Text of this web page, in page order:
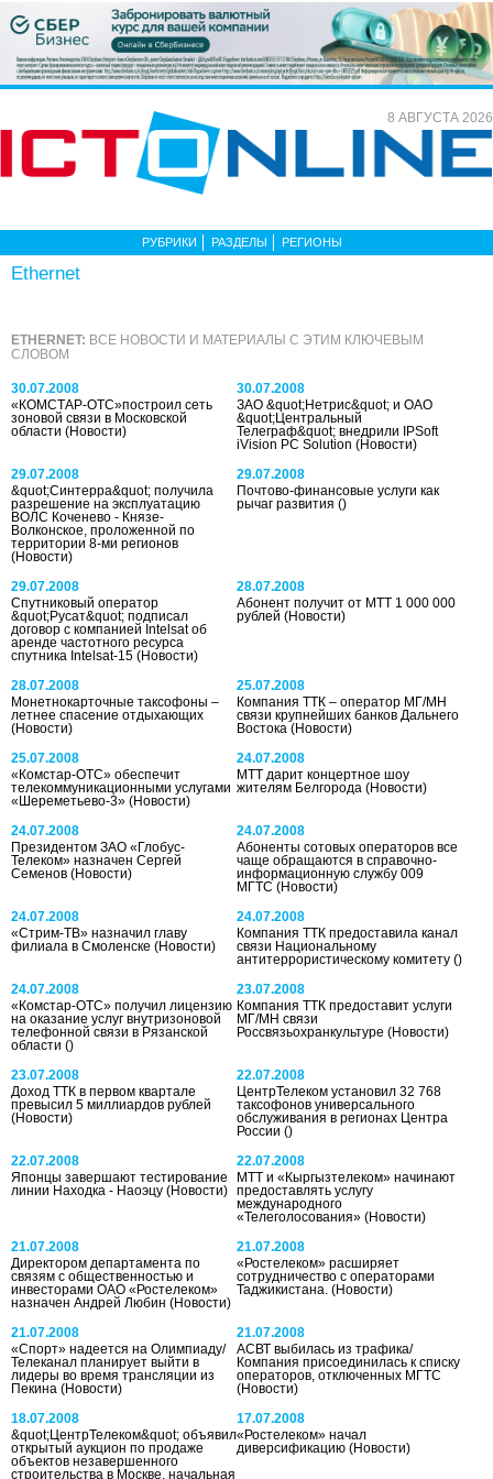
8 АВГУСТА 2026
РУБРИКИ РАЗДЕЛЫ РЕГИОНЫ
Ethernet
ETHERNET: ВСЕ НОВОСТИ И МАТЕРИАЛЫ С ЭТИМ КЛЮЧЕВЫМ
СЛОВОМ
30.07.2008
«КОМСТАР-ОТС»построил сеть
зоновой связи в Московской
области (Новости)
30.07.2008
ЗАО &quot;Нетрис&quot; и ОАО
&quot;Центральный
Телеграф&quot; внедрили IPSoft
iVision PC Solution(Новости)
29.07.2008
&quot;Синтерра&quot; получила
разрешение на эксплуатацию
ВОЛС Коченево - Князе-
Волконское, проложенной по
территории 8-ми регионов
(Новости)
29.07.2008
Почтово-финансовые услуги как
рычаг развития()
29.07.2008
Спутниковый оператор
&quot;Русат&quot; подписал
договор с компанией Intelsat об
аренде частотного ресурса
спутника Intelsat-15 (Новости)
28.07.2008
Абонент получит от МТТ 1 000 000
рублей(Новости)
28.07.2008
Монетнокарточные таксофоны –
летнее спасение отдыхающих
(Новости)
25.07.2008
Компания ТТК – оператор МГ/МН
связи крупнейших банков Дальнего
Востока(Новости)
25.07.2008
«Комстар-ОТС» обеспечит
телекоммуникационными услугами
«Шереметьево-3» (Новости)
24.07.2008
МТТ дарит концертное шоу
жителям Белгорода(Новости)
24.07.2008
Президентом ЗАО «Глобус-
Телеком» назначен Сергей
Семенов (Новости)
24.07.2008
Абоненты сотовых операторов все
чаще обращаются в справочно-
информационную службу 009
МГТС(Новости)
24.07.2008
«Стрим-ТВ» назначил главу
филиала в Смоленске (Новости)
24.07.2008
Компания ТТК предоставила канал
связи Национальному
антитеррористическому комитету()
24.07.2008
«Комстар-ОТС» получил лицензию
на оказание услуг внутризоновой
телефонной связи в Рязанской
области ()
23.07.2008
Компания ТТК предоставит услуги
МГ/МН связи
Россвязьохранкультуре(Новости)
23.07.2008
Доход ТТК в первом квартале
превысил 5 миллиардов рублей
(Новости)
22.07.2008
ЦентрТелеком установил 32 768
таксофонов универсального
обслуживания в регионах Центра
России()
22.07.2008
Японцы завершают тестирование
линии Находка - Наоэцу (Новости)
22.07.2008
МТТ и «Кыргызтелеком» начинают
предоставлять услугу
международного
«Телеголосования»(Новости)
21.07.2008
Директором департамента по
связям с общественностью и
инвесторами ОАО «Ростелеком»
назначен Андрей Любин (Новости)
21.07.2008
«Ростелеком» расширяет
сотрудничество с операторами
Таджикистана.(Новости)
21.07.2008
«Спорт» надеется на Олимпиаду/
Телеканал планирует выйти в
лидеры во время трансляции из
Пекина (Новости)
21.07.2008
АСВТ выбилась из трафика/
Компания присоединилась к списку
операторов, отключенных МГТС
(Новости)
18.07.2008
&quot;ЦентрТелеком&quot; объявил
открытый аукцион по продаже
объектов незавершенного
строительства в Москве, начальная
17.07.2008
«Ростелеком» начал
диверсификацию(Новости)